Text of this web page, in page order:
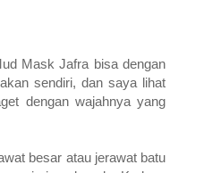
Mask Jafra bisa dengan
sendiri, dan saya lihat
dengan wajahnya yang
besar atau jerawat batu